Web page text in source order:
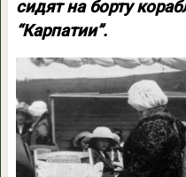
сидят на борту
“Карпатии”.